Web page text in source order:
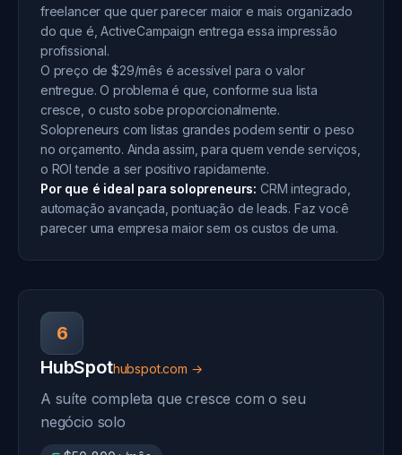
freelancer que quer parecer maior e mais organizado
do que é, ActiveCampaign entrega essa impressão
profissional.
O preço de $29/mês é acessível para o valor
entregue. O problema é que, conforme sua lista
cresce, o custo sobe proporcionalmente.
Solopreneurs com listas grandes podem sentir o peso
no orçamento. Ainda assim, para quem vende serviços,
o ROI tende a ser positivo rapidamente.
Por que é ideal para solopreneurs: CRM integrado,
automação avançada, pontuação de leads. Faz você
parecer uma empresa maior sem os custos de uma.
6
HubSpothubspot.com →
A suíte completa que cresce com o seu
negócio solo